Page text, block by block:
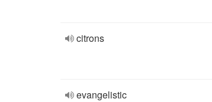
citrons
evangelistic